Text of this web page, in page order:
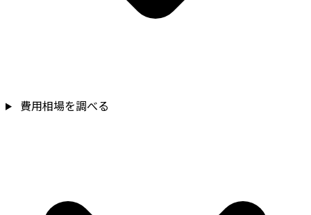
費用相場を調べる